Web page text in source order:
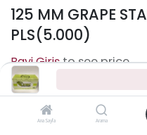
Ana Sayfa Arama
125 MM GRAPE
PLS(5.000)
to see price
Terms and Conditions